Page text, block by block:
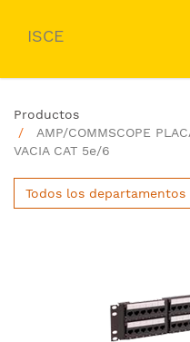
ISCE
Productos
AMP/COMMSCOPE
VACIA CAT 5e/6
Todos los departamentos